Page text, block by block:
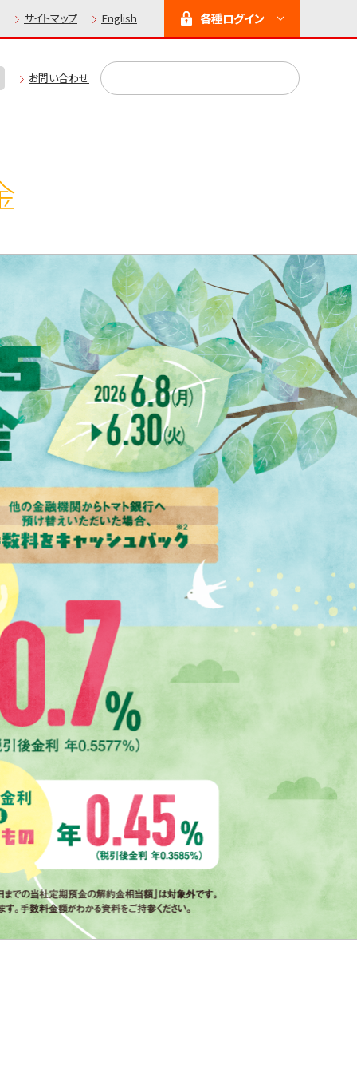
サイトマップ English 各種ログイン
お問い合わせ